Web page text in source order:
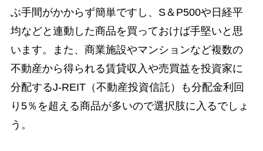
ぶ手間がかからず簡単ですし、S＆P500や日経平
均などと連動した商品を買っておけば手堅いと思
います。また、商業施設やマンションなど複数の
不動産から得られる賃貸収入や売買益を投資家に
分配するJ-REIT（不動産投資信託）も分配金利回
り5％を超える商品が多いので選択肢に入るでしょ
う。